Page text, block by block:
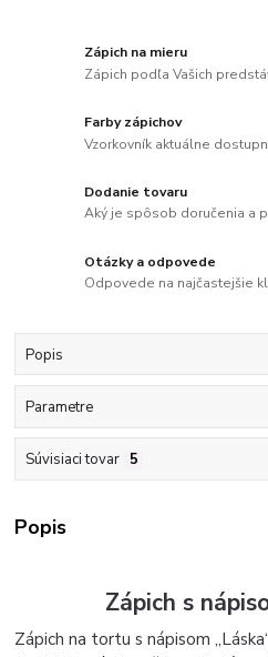
Zápich na mieru
Zápich podľa Vašich
Farby zápichov
Vzorkovník aktuálne
Dodanie tovaru
Aký je spôsob doručenia a
Otázky a odpovede
Odpovede na najčastejšie
Popis
Parametre
Súvisiaci tovar 5
Popis
Zápich s
Zápich na tortu s nápisom